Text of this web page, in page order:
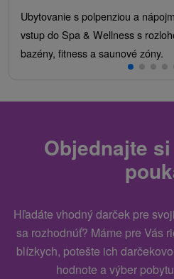
Ubytovanie s polpenziou a
vstup do Spa & Wellness s
bazény, fitness a saunové zóny.
Objednajte
Hľadáte vhodný darček pre
sa rozhodnúť? Máme pre Vás
blízkych, potešte ich
hodnote a výber